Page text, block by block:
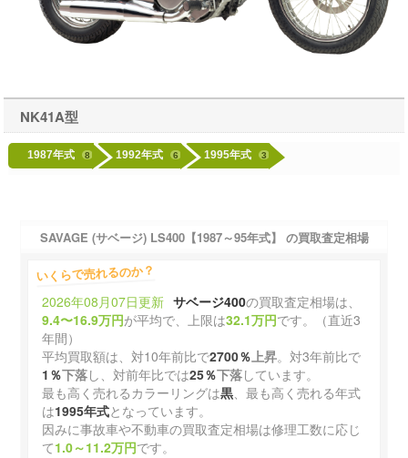
NK41A型
1987年式 8 1992年式 6 1995年式 3
SAVAGE (サベージ) LS400【1987～95年式】 の買取査定相場
いくらで売れるのか？
2026年08月07日更新 サベージ400の買取査定相場は、
9.4〜16.9万円が平均で、上限は32.1万円です。（直近3
年間）
平均買取額は、対10年前比で2700％上昇。対3年前比で
1％下落し、対前年比では25％下落しています。
最も高く売れるカラーリングは黒、最も高く売れる年式
は1995年式となっています。
因みに事故車や不動車の買取査定相場は修理工数に応じ
て1.0～11.2万円です。